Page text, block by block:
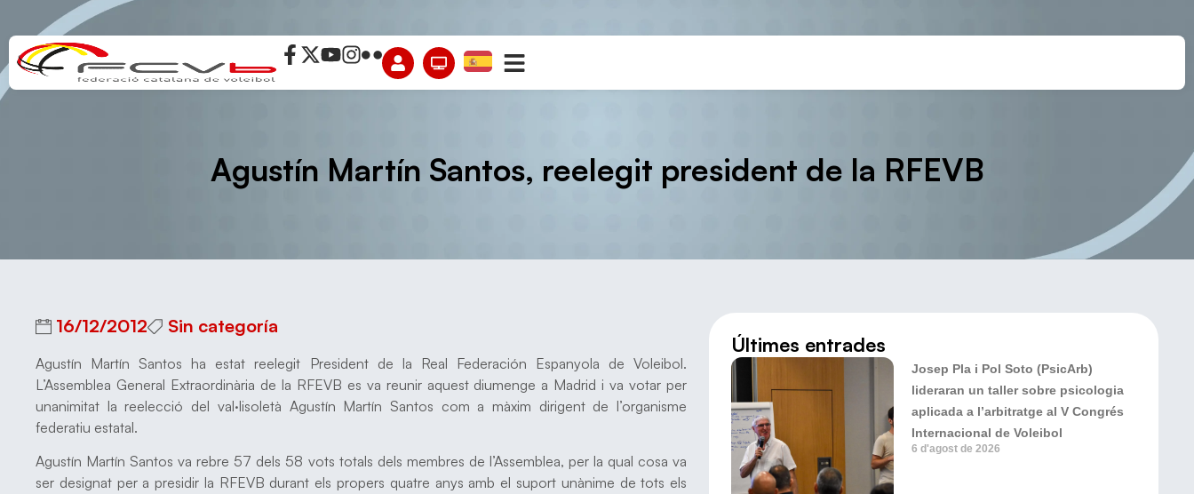
Agustín Martín Santos, reelegit president de la RFEVB
16/12/2012 Sin categoría
Agustín Martín Santos ha estat reelegit President de la Real Federación Espanyola de Voleibol.
L’Assemblea General Extraordinària de la RFEVB es va reunir aquest diumenge a Madrid i va votar per
unanimitat la reelecció del val·lisoletà Agustín Martín Santos com a màxim dirigent de l’organisme
federatiu estatal.
Agustín Martín Santos va rebre 57 dels 58 vots totals dels membres de l’Assemblea, per la qual cosa va
ser designat per a presidir la RFEVB durant els propers quatre anys amb el suport unànime de tots els
Últimes entrades
Josep Pla i Pol Soto (PsicArb)
lideraran un taller sobre psicologia
aplicada a l’arbitratge al V Congrés
Internacional de Voleibol
6 d'agost de 2026